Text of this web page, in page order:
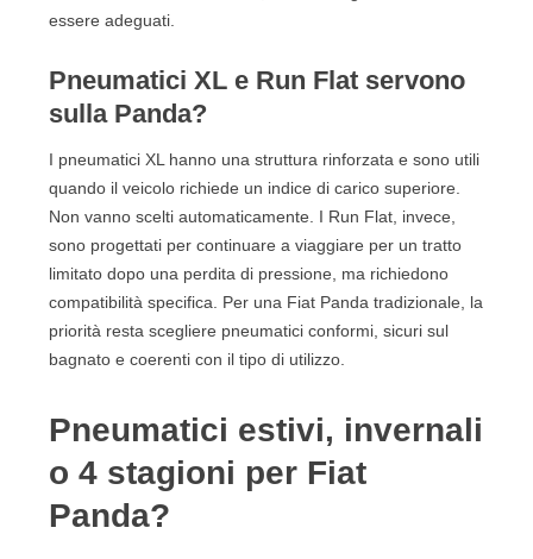
essere adeguati.
Pneumatici XL e Run Flat servono
sulla Panda?
I pneumatici XL hanno una struttura rinforzata e sono utili
quando il veicolo richiede un indice di carico superiore.
Non vanno scelti automaticamente. I Run Flat, invece,
sono progettati per continuare a viaggiare per un tratto
limitato dopo una perdita di pressione, ma richiedono
compatibilità specifica. Per una Fiat Panda tradizionale, la
priorità resta scegliere pneumatici conformi, sicuri sul
bagnato e coerenti con il tipo di utilizzo.
Pneumatici estivi, invernali
o 4 stagioni per Fiat
Panda?